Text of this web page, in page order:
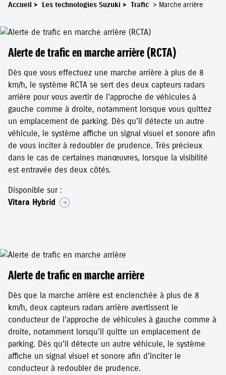
Accueil > Les technologies Suzuki > Trafic > Marche arrière
Alerte de trafic en marche arrière (RCTA)
Dès que vous effectuez une marche arrière à plus de 8
km/h, le système RCTA se sert des deux capteurs radars
arrière pour vous avertir de l’approche de véhicules à
gauche comme à droite, notamment lorsque vous quittez
un emplacement de parking. Dès qu’il détecte un autre
véhicule, le système affiche un signal visuel et sonore afin
de vous inciter à redoubler de prudence. Très précieux
dans le cas de certaines manœuvres, lorsque la visibilité
est entravée des deux côtés.
Disponible sur :
Vitara Hybrid
Alerte de trafic en marche arrière
Dès que la marche arrière est enclenchée à plus de 8
km/h, deux capteurs radars arrière avertissent le
conducteur de l’approche de véhicules à gauche comme à
droite, notamment lorsqu’il quitte un emplacement de
parking. Dès qu’il détecte un autre véhicule, le système
affiche un signal visuel et sonore afin d’inciter le
conducteur à redoubler de prudence.